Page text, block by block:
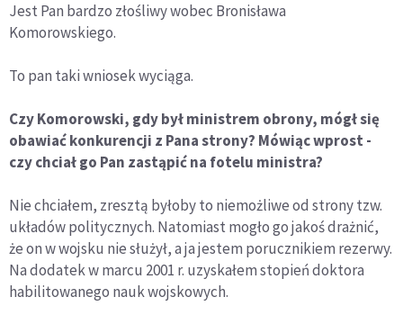
Jest Pan bardzo złośliwy wobec Bronisława
Komorowskiego.
To pan taki wniosek wyciąga.
Czy Komorowski, gdy był ministrem obrony, mógł się
obawiać konkurencji z Pana strony? Mówiąc wprost -
czy chciał go Pan zastąpić na fotelu ministra?
Nie chciałem, zresztą byłoby to niemożliwe od strony tzw.
układów politycznych. Natomiast mogło go jakoś drażnić,
że on w wojsku nie służył, a ja jestem porucznikiem rezerwy.
Na dodatek w marcu 2001 r. uzyskałem stopień doktora
habilitowanego nauk wojskowych.